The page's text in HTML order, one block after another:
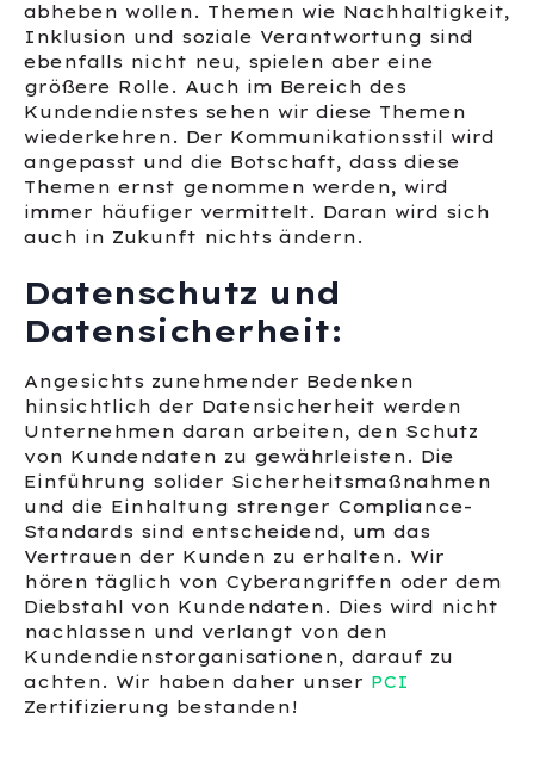
abheben wollen. Themen wie Nachhaltigkeit,
Inklusion und soziale Verantwortung sind
ebenfalls nicht neu, spielen aber eine
größere Rolle. Auch im Bereich des
Kundendienstes sehen wir diese Themen
wiederkehren. Der Kommunikationsstil wird
angepasst und die Botschaft, dass diese
Themen ernst genommen werden, wird
immer häufiger vermittelt. Daran wird sich
auch in Zukunft nichts ändern.
Datenschutz und
Datensicherheit:
Angesichts zunehmender Bedenken
hinsichtlich der Datensicherheit werden
Unternehmen daran arbeiten, den Schutz
von Kundendaten zu gewährleisten. Die
Einführung solider Sicherheitsmaßnahmen
und die Einhaltung strenger Compliance-
Standards sind entscheidend, um das
Vertrauen der Kunden zu erhalten. Wir
hören täglich von Cyberangriffen oder dem
Diebstahl von Kundendaten. Dies wird nicht
nachlassen und verlangt von den
Kundendienstorganisationen, darauf zu
achten. Wir haben daher unser PCI
Zertifizierung bestanden!